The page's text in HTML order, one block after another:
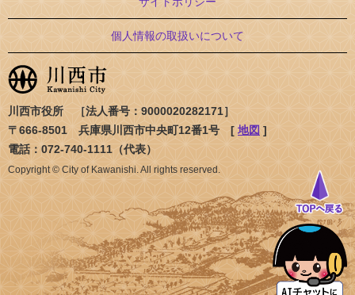
個人情報の取扱いについて
川西市役所 ［法人番号：9000020282171］
〒666-8501 兵庫県川西市中央町12番1号 [ 地図 ]
電話：072-740-1111（代表）
Copyright © City of Kawanishi. All rights reserved.